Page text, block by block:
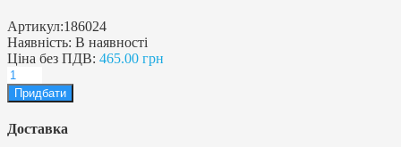
Артикул:186024
Наявність: В наявності
Ціна без ПДВ: 465.00 грн
Доставка